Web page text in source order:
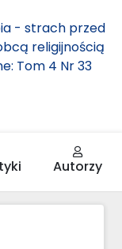
- strach przed
religijnością
Tom 4 Nr 33
Autorzy